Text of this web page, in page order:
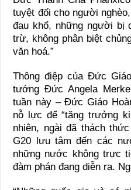
tuyệt đối cho người
đau khổ, những người bị
trừ, không phân biệt
văn hoá.”
Thông điệp của Đức
tướng Đức Angela
tuần này – Đức Giáo
nỗ lực để “tăng trưởng
nhiên, ngài đã thách
G20 lưu tâm đến các
những nước không trực
đàm phán đang diễn ra.